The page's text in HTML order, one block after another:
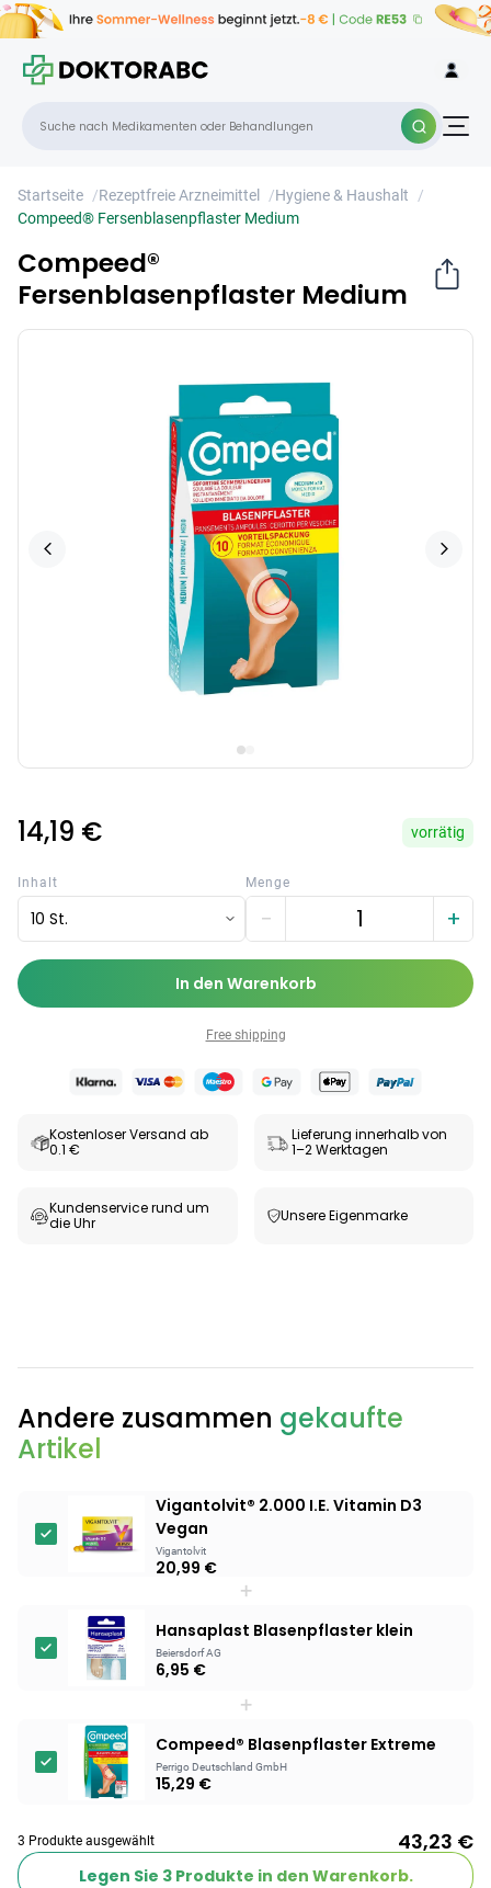
Testzentrum Arzneimittel
&
Hygiene &
Haushalt
Baby &
Familie
Sanitätshaus
Products
BEAUTY & PFLEGE
Linola Forte
juckende, trockene
oder zu
Schuppenflechte
neigende Kopfhaut
12,28 € 16,37 € -25%
ARZNEIMITTEL & GESUNDHEIT
Vagisan Milchsäure
– Zäpfchen zur
pH-Wert-
Stabilisierung
12,89 €
ARZNEIMITTEL & GESUNDHEIT
Hametum
Hämorrhoidensalbe:
Bei Hämorrhoiden
& Juckreiz
12,04 €
Startseite /Rezeptfreie Arzneimittel /Hygiene & Haushalt
/
Compeed® Fersenblasenpflaster Medium
Compeed®
Fersenblasenpflaster Medium
14,19 € vorrätig
Inhalt
10 St.
Menge
− +
In den Warenkorb
Free shipping
Kostenloser Versand ab
0.1 €
Lieferung innerhalb von
1–2 Werktagen
Kundenservice rund um
die Uhr
Unsere Eigenmarke
×
Andere zusammen gekaufte
Artikel
Vigantolvit® 2.000 I.E. Vitamin D3
Vegan
Vigantolvit
20,99 €
+
Hansaplast Blasenpflaster klein
Beiersdorf AG
6,95 €
+
Compeed® Blasenpflaster Extreme
Perrigo Deutschland GmbH
15,29 €
3 Produkte ausgewählt 43,23 €
Legen Sie 3Produkte in den Warenkorb.